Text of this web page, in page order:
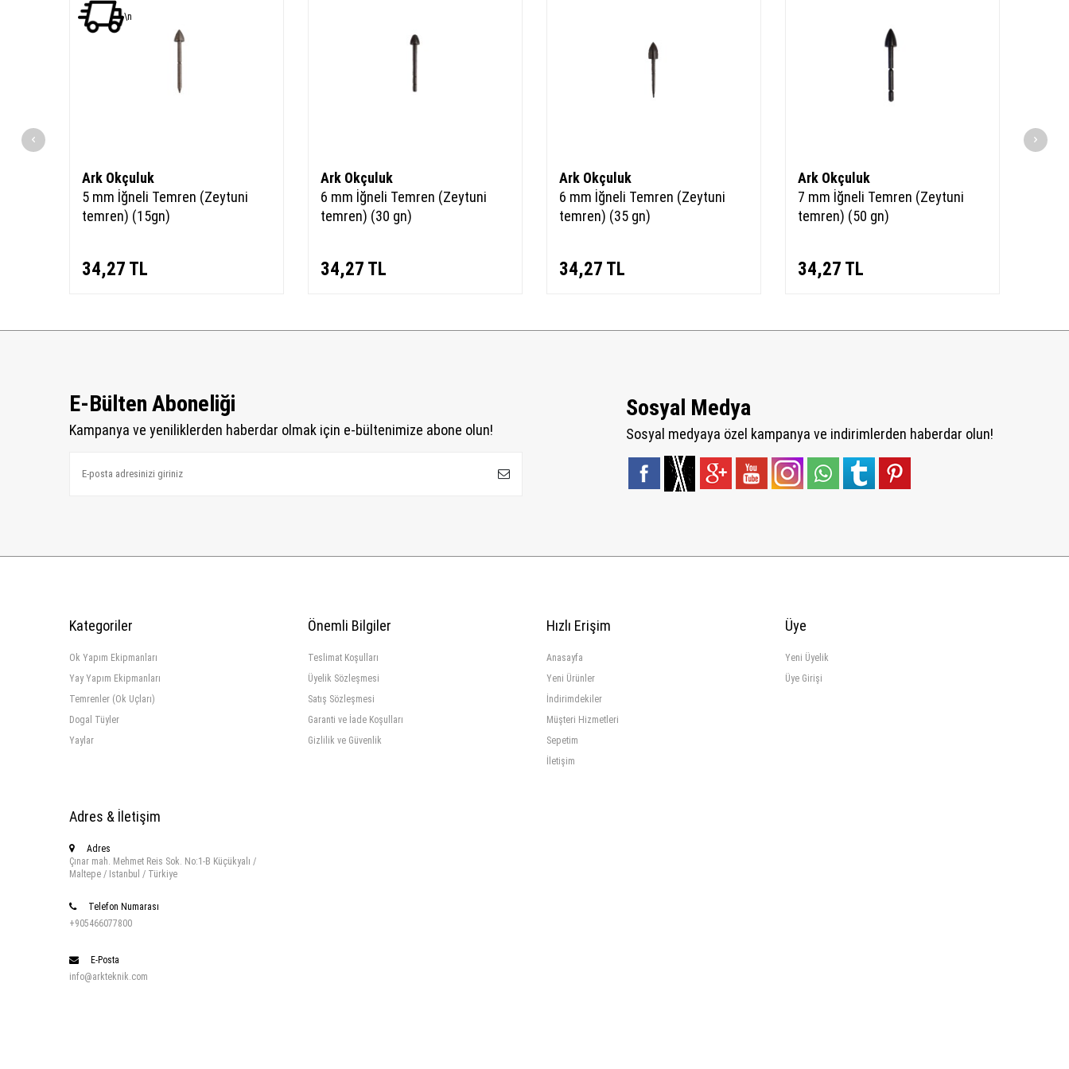
\n
Ark Okçuluk
5 mm İğneli Temren (Zeytuni
temren) (15gn)
34,27 TL
Ark Okçuluk
6 mm İğneli Temren (Zeytuni
temren) (30 gn)
34,27 TL
Ark Okçuluk
6 mm İğneli Temren (Zeytuni
temren) (35 gn)
34,27 TL
Ark Okçuluk
7 mm İğneli Temren (Zeytuni
temren) (50 gn)
34,27 TL
E-Bülten Aboneliği
Kampanya ve yeniliklerden haberdar olmak için e-bültenimize abone olun!
Sosyal Medya
Sosyal medyaya özel kampanya ve indirimlerden haberdar olun!
Kategoriler
Ok Yapım Ekipmanları
Yay Yapım Ekipmanları
Temrenler (Ok Uçları)
Dogal Tüyler
Yaylar
Önemli Bilgiler
Teslimat Koşulları
Üyelik Sözleşmesi
Satış Sözleşmesi
Garanti ve İade Koşulları
Gizlilik ve Güvenlik
Hızlı Erişim
Anasayfa
Yeni Ürünler
İndirimdekiler
Müşteri Hizmetleri
Sepetim
İletişim
Üye
Yeni Üyelik
Üye Girişi
Adres & İletişim
Adres
Çınar mah. Mehmet Reis Sok. No:1-B Küçükyalı /
Maltepe / Istanbul / Türkiye
Telefon Numarası
+905466077800
E-Posta
info@arkteknik.com